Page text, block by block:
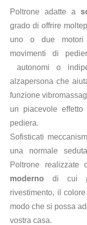
Poltrone adatte a
grado di offrire
uno o due motori
movimenti di
autonomi o
alzapersona che
funzione
un piacevole
pediera.
Sofisticati
una normale
Poltrone realizzate
moderno di cui
rivestimento, il
modo che si possa
vostra casa.